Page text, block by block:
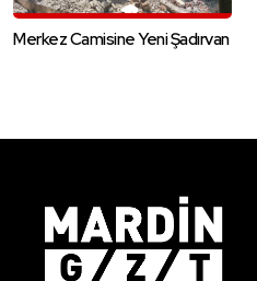
Merkez Camisine Yeni Şadırvan